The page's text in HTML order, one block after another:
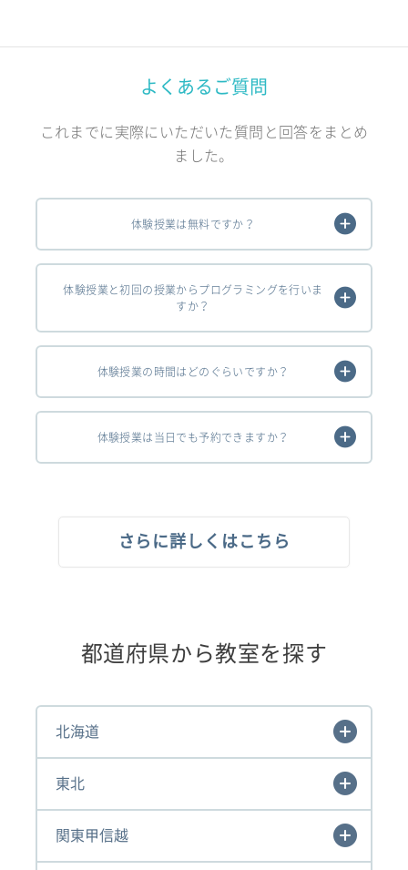
よくあるご質問
これまでに実際にいただいた質問と回答をまとめ
ました。
体験授業は無料ですか？
体験授業と初回の授業からプログラミングを行いま
すか？
体験授業の時間はどのぐらいですか？
体験授業は当日でも予約できますか？
さらに詳しくはこちら
都道府県から教室を探す
北海道
東北
関東甲信越